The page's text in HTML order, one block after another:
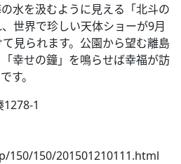
水を汲むように見える「北斗の
世界で珍しい天体ショーが9月
見られます。公園から望む離島
幸せの鐘」を鳴らせば幸福が訪
す。
1
150/150/201501210111.html